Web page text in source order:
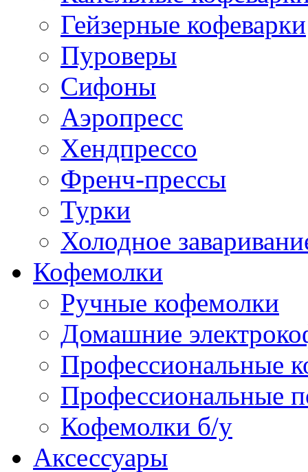
Гейзерные кофеварки
Пуроверы
Сифоны
Аэропресс
Хендпрессо
Френч-прессы
Турки
Холодное
Кофемолки
Ручные кофемолки
Домашние
Профессиональные
Профессиональные
Кофемолки б/у
Аксессуары